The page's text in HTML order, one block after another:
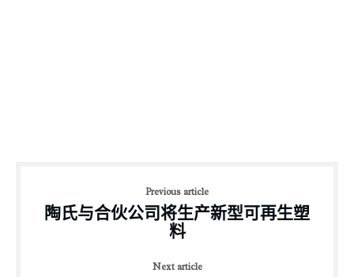
Previous article
陶氏与合伙公司将生产新型可再生塑
料
Next article